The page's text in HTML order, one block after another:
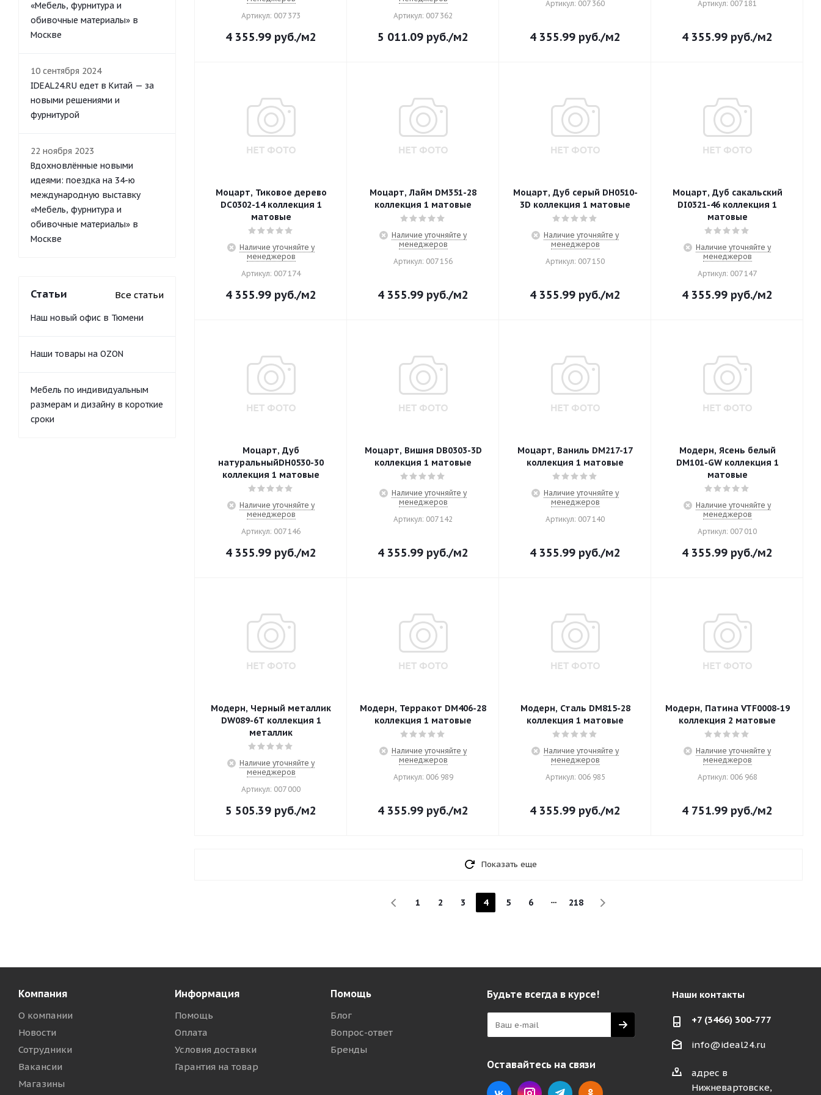
Артикул: 007 373
4 355.99 руб./м2
Артикул: 007 362
5 011.09 руб./м2
Артикул: 007 360
4 355.99 руб./м2
Артикул: 007 181
4 355.99 руб./м2
Моцарт, Тиковое дерево
DC0302-14 коллекция 1
матовые
Наличие уточняйте у
менеджеров
Артикул: 007 174
4 355.99 руб./м2
Моцарт, Лайм DM351-28
коллекция 1 матовые
Наличие уточняйте у
менеджеров
Артикул: 007 156
4 355.99 руб./м2
Моцарт, Дуб серый DH0510-
3D коллекция 1 матовые
Наличие уточняйте у
менеджеров
Артикул: 007 150
4 355.99 руб./м2
Моцарт, Дуб сакальский
DI0321-46 коллекция 1
матовые
Наличие уточняйте у
менеджеров
Артикул: 007 147
4 355.99 руб./м2
Моцарт, Дуб
натуральныйDH0530-30
коллекция 1 матовые
Наличие уточняйте у
менеджеров
Артикул: 007 146
4 355.99 руб./м2
Моцарт, Вишня DB0303-3D
коллекция 1 матовые
Наличие уточняйте у
менеджеров
Артикул: 007 142
4 355.99 руб./м2
Моцарт, Ваниль DM217-17
коллекция 1 матовые
Наличие уточняйте у
менеджеров
Артикул: 007 140
4 355.99 руб./м2
Модерн, Ясень белый
DM101-GW коллекция 1
матовые
Наличие уточняйте у
менеджеров
Артикул: 007 010
4 355.99 руб./м2
Модерн, Черный металлик
DW089-6T коллекция 1
металлик
Наличие уточняйте у
менеджеров
Артикул: 007 000
5 505.39 руб./м2
Модерн, Терракот DM406-28
коллекция 1 матовые
Наличие уточняйте у
менеджеров
Артикул: 006 989
4 355.99 руб./м2
Модерн, Сталь DM815-28
коллекция 1 матовые
Наличие уточняйте у
менеджеров
Артикул: 006 985
4 355.99 руб./м2
Модерн, Патина VTF0008-19
коллекция 2 матовые
Наличие уточняйте у
менеджеров
Артикул: 006 968
4 751.99 руб./м2
Показать еще
1 2 3 4 5 6 218
«Мебель, фурнитура и
обивочные материалы» в
Москве
10 сентября 2024
IDEAL24.RU едет в Китай — за
новыми решениями и
фурнитурой
22 ноября 2023
Вдохновлённые новыми
идеями: поездка на 34-ю
международную выставку
«Мебель, фурнитура и
обивочные материалы» в
Москве
Статьи Все статьи
Наш новый офис в Тюмени
Наши товары на OZON
Мебель по индивидуальным
размерам и дизайну в короткие
сроки
Компания
О компании
Новости
Сотрудники
Вакансии
Магазины
Информация
Помощь
Оплата
Условия доставки
Гарантия на товар
Помощь
Блог
Вопрос-ответ
Бренды
Будьте всегда в курсе!
Оставайтесь на связи
Наши контакты
+7 (3466) 300-777
info@ideal24.ru
адрес в
Нижневартовске,